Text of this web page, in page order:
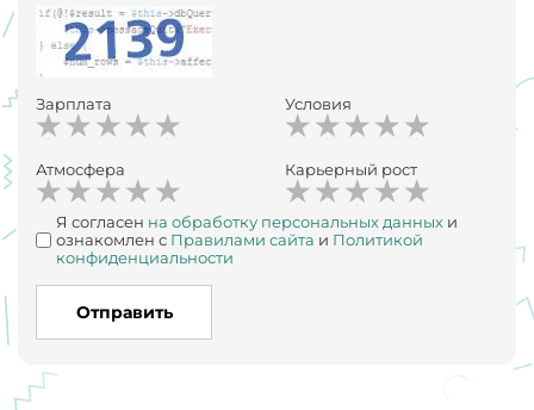
Зарплата Условия
Атмосфера Карьерный рост
Я согласен на обработку персональных данных и
ознакомлен с Правилами сайта и Политикой
конфиденциальности
Отправить